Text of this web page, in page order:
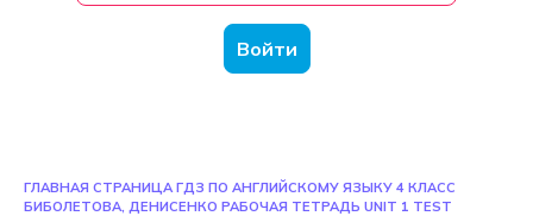
Войти
ГЛАВНАЯ СТРАНИЦА ГДЗ ПО АНГЛИЙСКОМУ ЯЗЫКУ 4 КЛАСС
БИБОЛЕТОВА, ДЕНИСЕНКО РАБОЧАЯ ТЕТРАДЬ UNIT 1 TEST